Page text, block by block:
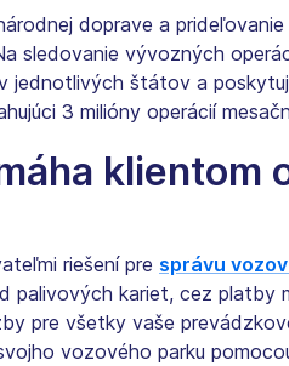
doprave a
sledovanie vývozných
jednotlivých štátov a
3 milióny operácií
klientom
riešení pre správu
palivových kariet, cez platby
pre všetky vaše
vozového parku